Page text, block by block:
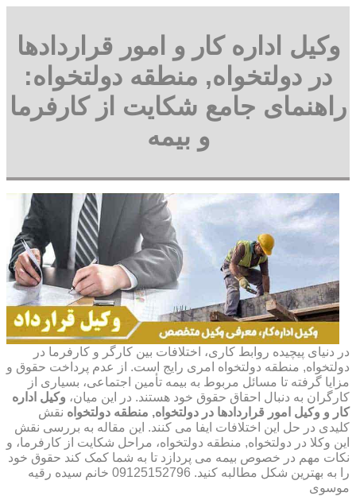
وکیل اداره کار و امور قراردادها
در دولتخواه, منطقه دولتخواه:
راهنمای جامع شکایت از کارفرما
و بیمه
در دنیای پیچیده روابط کاری، اختلافات بین کارگر و کارفرما در
دولتخواه, منطقه دولتخواه امری رایج است. از عدم پرداخت حقوق و
مزایا گرفته تا مسائل مربوط به بیمه تأمین اجتماعی، بسیاری از
کارگران به دنبال احقاق حقوق خود هستند. در این میان، وکیل اداره
کار و وکیل امور قراردادها در دولتخواه, منطقه دولتخواه نقش
کلیدی در حل این اختلافات ایفا می کنند. این مقاله به بررسی نقش
این وکلا در دولتخواه, منطقه دولتخواه، مراحل شکایت از کارفرما، و
نکات مهم در خصوص بیمه می پردازد تا به شما کمک کند حقوق خود
را به بهترین شکل مطالبه کنید. 09125152796 خانم سیده رقیه
موسوی